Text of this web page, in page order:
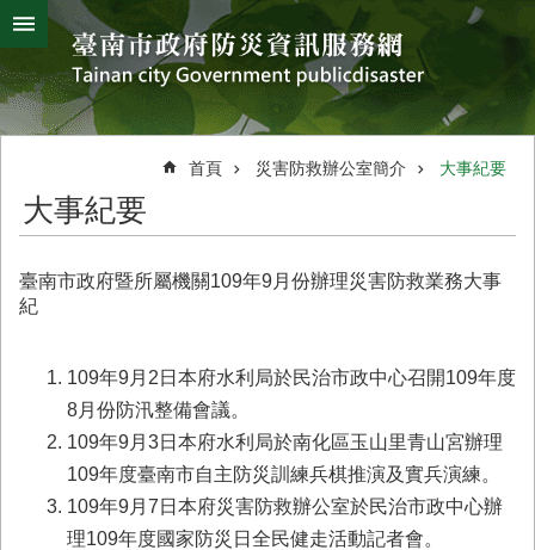
跳到主要內容區塊
搜
尋
進
階
搜
熱
字
颱
風
災
害
救
辦
首頁 災害防救辦公室簡介 大事紀要
大事紀要
臺南市政府暨所屬機關109年9月份辦理災害防救業務大事
紀
109年9月2日本府水利局於民治市政中心召開109年度
8月份防汛整備會議。
109年9月3日本府水利局於南化區玉山里青山宮辦理
109年度臺南市自主防災訓練兵棋推演及實兵演練。
109年9月7日本府災害防救辦公室於民治市政中心辦
理109年度國家防災日全民健走活動記者會。